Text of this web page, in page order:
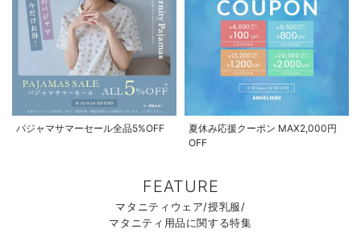
パジャマサマーセール全品5%OFF
夏休み応援クーポン MAX2,000円
OFF
FEATURE
マタニティウェア/授乳服/
マタニティ用品に関する特集